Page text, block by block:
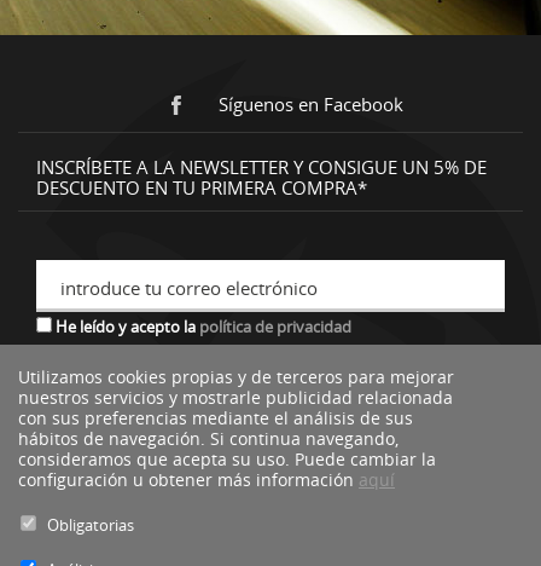
Síguenos en Facebook
INSCRÍBETE A LA NEWSLETTER Y CONSIGUE UN 5% DE
DESCUENTO EN TU PRIMERA COMPRA*
introduce tu correo electrónico
He leído y acepto la política de privacidad
*descuento no acumulable a otras ofertas o promociones.
Utilizamos cookies propias y de terceros para mejorar
nuestros servicios y mostrarle publicidad relacionada
con sus preferencias mediante el análisis de sus
hábitos de navegación. Si continua navegando,
consideramos que acepta su uso. Puede cambiar la
configuración u obtener más información aquí
Obligatorias